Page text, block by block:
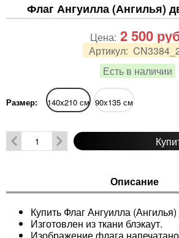
Флаг Ангуилла (Ангилья)
Артикул:
Есть в наличии
Цена: 2 500
Размер: 140х210 см 90х135 см
Описание
Купить Флаг Ангуилла
Изготовлен из ткани блэкаут.